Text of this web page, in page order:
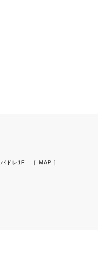
パドレ1F
［ MAP ］